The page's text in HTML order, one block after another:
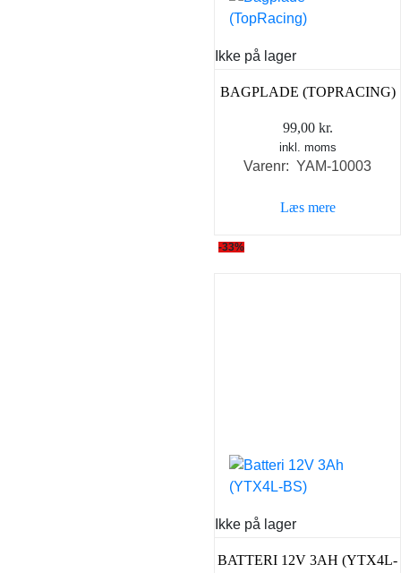
Ikke på lager
BAGPLADE (TOPRACING)
99,00 kr.
inkl. moms
Varenr: YAM-10003
Læs mere
-33%
Ikke på lager
BATTERI 12V 3AH (YTX4L-